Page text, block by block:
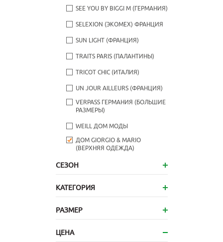
SEE YOU BY BIGGI M (ГЕРМАНИЯ)
SELEXION (ЭКОМЕХ) ФРАНЦИЯ
SUN LIGHT (ФРАНЦИЯ)
TRAITS PARIS (ПАЛАНТИНЫ)
TRICOT CHIC (ИТАЛИЯ)
UN JOUR AILLEURS (ФРАНЦИЯ)
VERPASS ГЕРМАНИЯ (БОЛЬШИЕ
РАЗМЕРЫ)
WEILL ДОМ МОДЫ
ДОМ GIORGIO & MARIO
(ВЕРХНЯЯ ОДЕЖДА)
СЕЗОН
КАТЕГОРИЯ
РАЗМЕР
ЦЕНА